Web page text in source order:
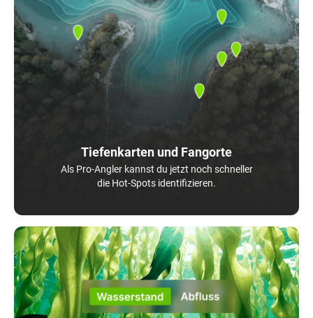
Tiefenkarten und Fangorte
Als Pro-Angler kannst du jetzt noch schneller
die Hot-Spots identifizieren.